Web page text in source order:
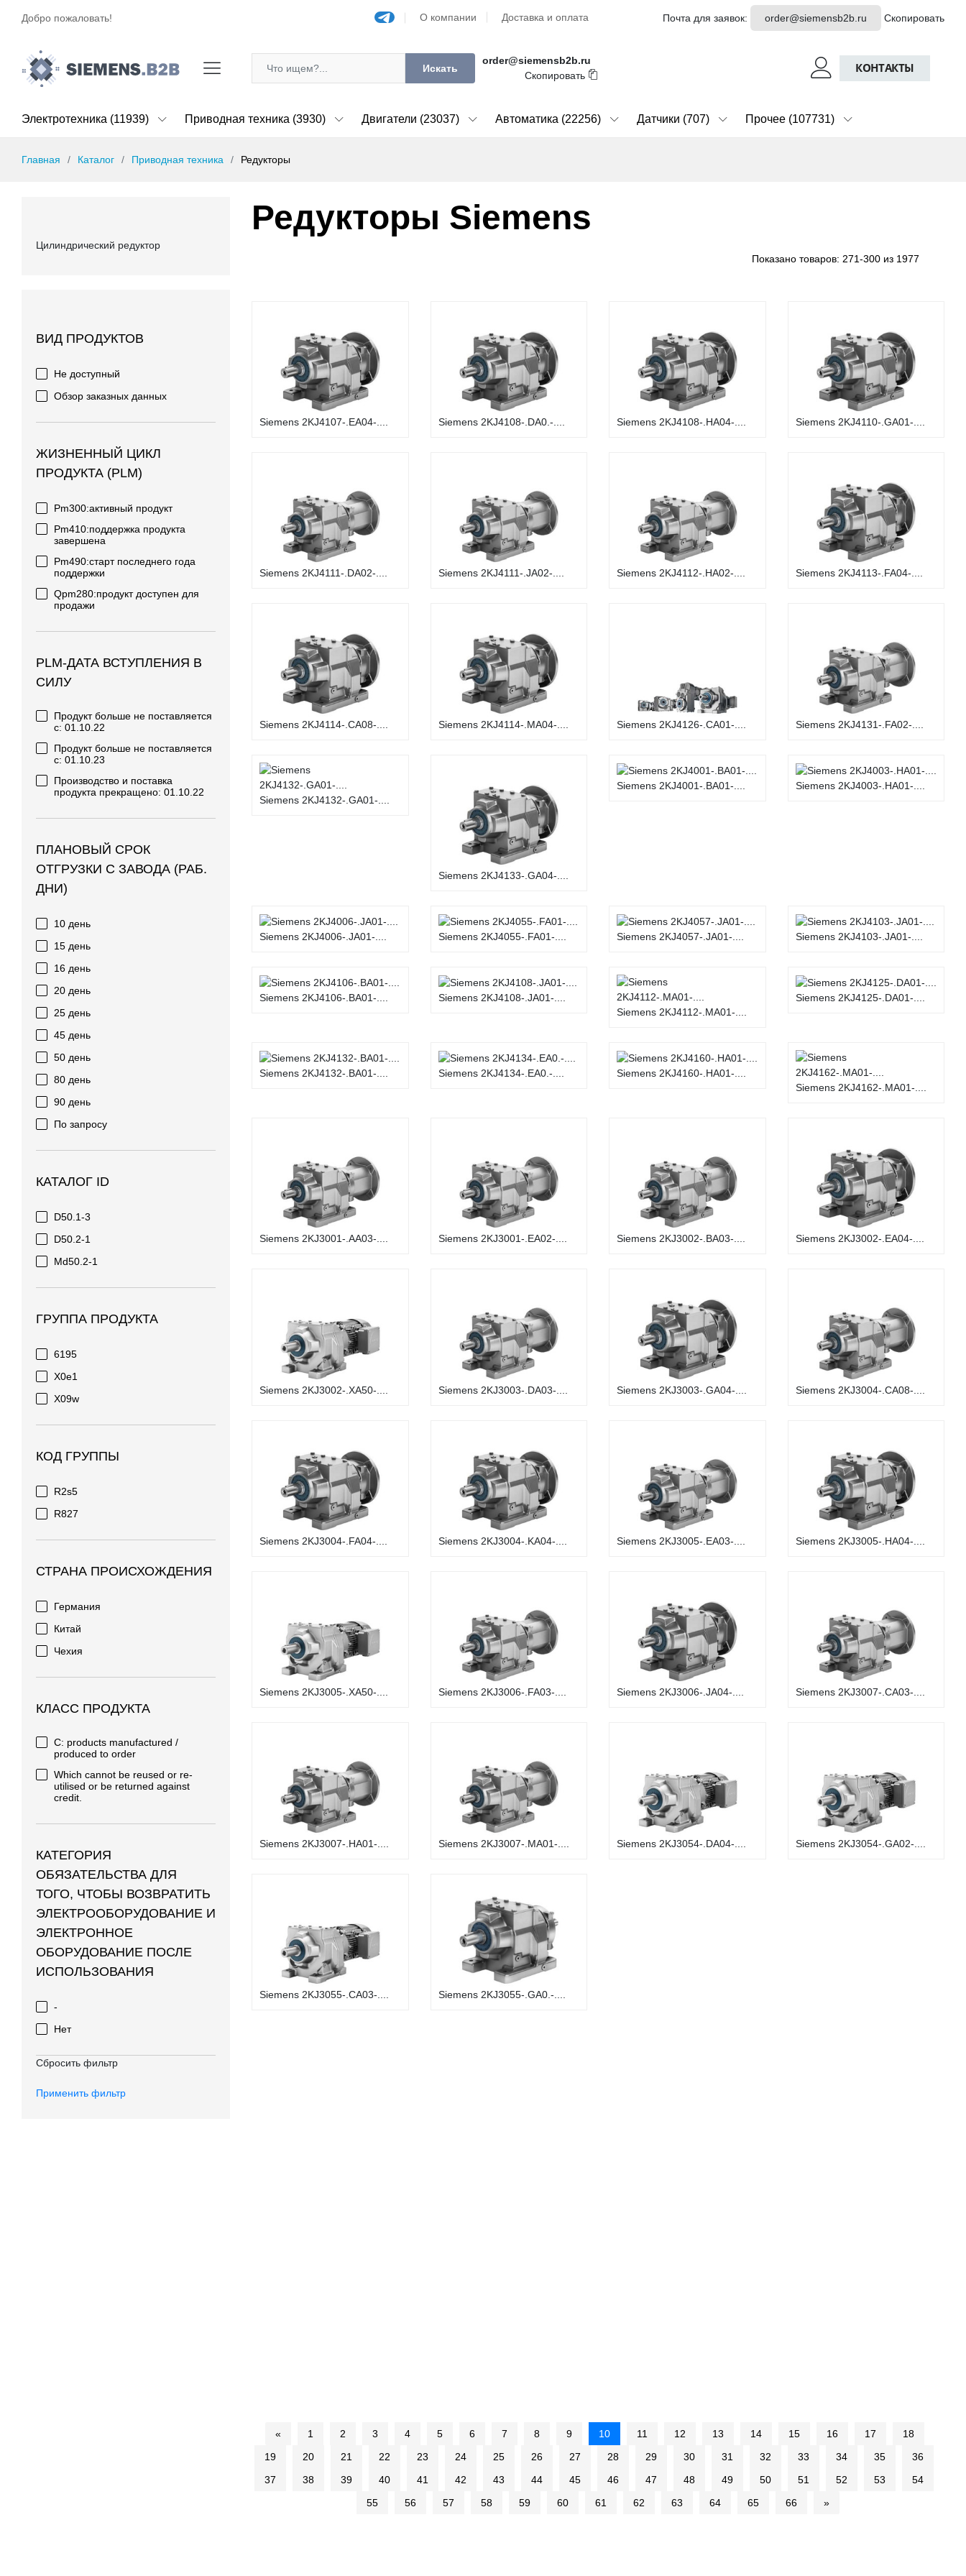
Добро пожаловать! О компании Доставка и оплата Почта для заявок: order@siemensb2b.ru Скопировать
Искать
order@siemensb2b.ru
Скопировать
КОНТАКТЫ
Электротехника (11939) Приводная техника (3930) Двигатели (23037) Автоматика (22256) Датчики (707) Прочее (107731)
Главная Каталог Приводная техника Редукторы
Цилиндрический редуктор
ВИД ПРОДУКТОВ
Не доступный
Обзор заказных данных
ЖИЗНЕННЫЙ ЦИКЛ
ПРОДУКТА (PLM)
Pm300:активный продукт
Pm410:поддержка продукта
завершена
Pm490:старт последнего года
поддержки
Qpm280:продукт доступен для
продажи
PLM-ДАТА ВСТУПЛЕНИЯ В
СИЛУ
Продукт больше не поставляется
с: 01.10.22
Продукт больше не поставляется
с: 01.10.23
Производство и поставка
продукта прекращено: 01.10.22
ПЛАНОВЫЙ СРОК
ОТГРУЗКИ С ЗАВОДА (РАБ.
ДНИ)
10 день
15 день
16 день
20 день
25 день
45 день
50 день
80 день
90 день
По запросу
КАТАЛОГ ID
D50.1-3
D50.2-1
Md50.2-1
ГРУППА ПРОДУКТА
6195
X0e1
X09w
КОД ГРУППЫ
R2s5
R827
СТРАНА ПРОИСХОЖДЕНИЯ
Германия
Китай
Чехия
КЛАСС ПРОДУКТА
C: products manufactured /
produced to order
Which cannot be reused or re-
utilised or be returned against
credit.
КАТЕГОРИЯ
ОБЯЗАТЕЛЬСТВА ДЛЯ
ТОГО, ЧТОБЫ ВОЗВРАТИТЬ
ЭЛЕКТРООБОРУДОВАНИЕ И
ЭЛЕКТРОННОЕ
ОБОРУДОВАНИЕ ПОСЛЕ
ИСПОЛЬЗОВАНИЯ
-
Нет
Сбросить фильтр
Применить фильтр
Редукторы Siemens
Показано товаров: 271-300 из 1977
Siemens 2KJ4107-.EA04-.... Siemens 2KJ4108-.DA0.-.... Siemens 2KJ4108-.HA04-.... Siemens 2KJ4110-.GA01-....
Siemens 2KJ4111-.DA02-.... Siemens 2KJ4111-.JA02-.... Siemens 2KJ4112-.HA02-.... Siemens 2KJ4113-.FA04-....
Siemens 2KJ4114-.CA08-.... Siemens 2KJ4114-.MA04-.... Siemens 2KJ4126-.CA01-.... Siemens 2KJ4131-.FA02-....
Siemens 2KJ4132-.GA01-....
Siemens 2KJ4133-.GA04-....
Siemens 2KJ4001-.BA01-.... Siemens 2KJ4003-.HA01-....
Siemens 2KJ4006-.JA01-.... Siemens 2KJ4055-.FA01-.... Siemens 2KJ4057-.JA01-.... Siemens 2KJ4103-.JA01-....
Siemens 2KJ4106-.BA01-....
Siemens 2KJ4108-.JA01-....
Siemens 2KJ4112-.MA01-....
Siemens 2KJ4125-.DA01-....
Siemens 2KJ4132-.BA01-.... Siemens 2KJ4134-.EA0.-....
Siemens 2KJ4160-.HA01-....
Siemens 2KJ4162-.MA01-....
Siemens 2KJ3001-.AA03-.... Siemens 2KJ3001-.EA02-.... Siemens 2KJ3002-.BA03-.... Siemens 2KJ3002-.EA04-....
Siemens 2KJ3002-.XA50-.... Siemens 2KJ3003-.DA03-.... Siemens 2KJ3003-.GA04-.... Siemens 2KJ3004-.CA08-....
Siemens 2KJ3004-.FA04-.... Siemens 2KJ3004-.KA04-.... Siemens 2KJ3005-.EA03-.... Siemens 2KJ3005-.HA04-....
Siemens 2KJ3005-.XA50-.... Siemens 2KJ3006-.FA03-.... Siemens 2KJ3006-.JA04-.... Siemens 2KJ3007-.CA03-....
Siemens 2KJ3007-.HA01-.... Siemens 2KJ3007-.MA01-.... Siemens 2KJ3054-.DA04-.... Siemens 2KJ3054-.GA02-....
Siemens 2KJ3055-.CA03-.... Siemens 2KJ3055-.GA0.-....
« 1 2 3 4 5 6 7 8 9 10 11 12 13 14 15 16 17
18
19
20 21 22 23 24 25 26 27 28 29 30 31 32 33 34 35
36
37
38 39 40 41 42 43 44 45 46 47 48 49 50 51 52 53
54
55
56 57 58 59 60 61 62 63 64 65 66 »